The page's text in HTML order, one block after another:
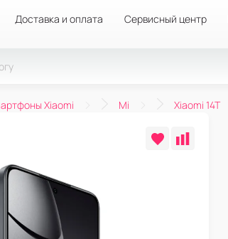
Доставка и оплата Сервисный центр
Xiaomi Mi Xiaomi 14T